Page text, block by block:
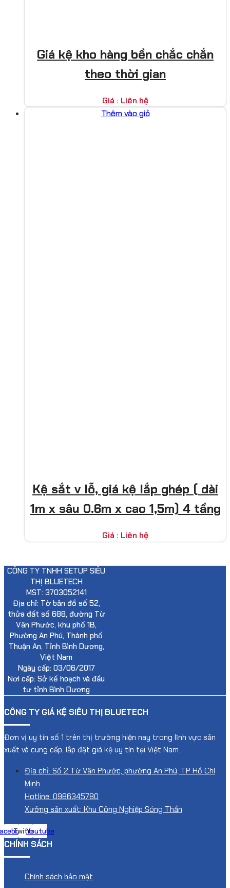
Giá kệ kho hàng bền chắc chắn
theo thời gian
Giá : Liên hệ
Thêm vào giỏ
Kệ sắt v lỗ, giá kệ lắp ghép ( dài
1m x sâu 0.6m x cao 1,5m) 4 tầng
Giá : Liên hệ
CÔNG TY TNHH SETUP SIÊU
THỊ BLUETECH
MST: 3703052141
Địa chỉ: Tờ bản đồ số 52,
thửa đất số 688, đường Từ
Văn Phước, khu phố 1B,
Phường An Phú, Thành phố
Thuận An, Tỉnh Bình Dương,
Việt Nam
Ngày cấp: 03/06/2017
Nơi cấp: Sở kế hoạch và đầu
tư tỉnh Bình Dương
CÔNG TY GIÁ KỆ SIÊU THỊ BLUETECH
Đơn vị uy tín số 1 trên thị trường hiện nay trong lĩnh vực sản
xuất và cung cấp, lắp đặt giá kệ uy tín tại Việt Nam.
Địa chỉ: Số 2 Từ Văn Phước, phường An Phú, TP Hồ Chí
Minh
Hotline: 0986345780
Xưởng sản xuất: Khu Công Nghiệp Sóng Thần
TwitterYoutube
CHÍNH SÁCH
Chính sách bảo mật